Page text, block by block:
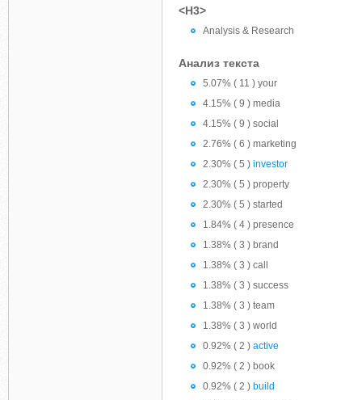
<H3>
Analysis & Research
Анализ текста
5.07% ( 11 ) your
4.15% ( 9 ) media
4.15% ( 9 ) social
2.76% ( 6 ) marketing
2.30% ( 5 ) investor
2.30% ( 5 ) property
2.30% ( 5 ) started
1.84% ( 4 ) presence
1.38% ( 3 ) brand
1.38% ( 3 ) call
1.38% ( 3 ) success
1.38% ( 3 ) team
1.38% ( 3 ) world
0.92% ( 2 ) active
0.92% ( 2 ) book
0.92% ( 2 ) build